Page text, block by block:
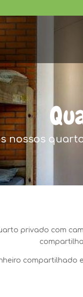
nossos
privado com
compartilhado